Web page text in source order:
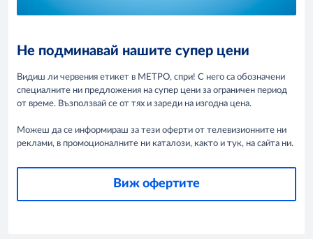
Не подминавай нашите супер цени
Видиш ли червения етикет в МЕТРО, спри! С него са обозначени
специалните ни предложения на супер цени за ограничен период
от време. Възползвай се от тях и зареди на изгодна цена.
Можеш да се информираш за тези оферти от телевизионните ни
реклами, в промоционалните ни каталози, както и тук, на сайта ни.
Виж офертите